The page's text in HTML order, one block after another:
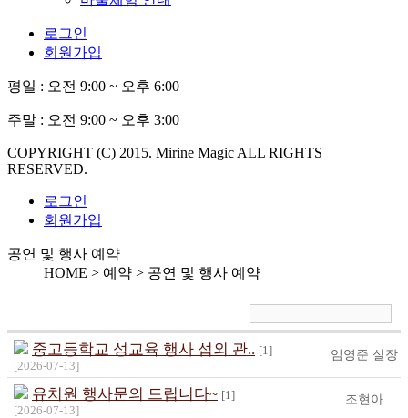
로그인
회원가입
평일 : 오전 9:00 ~ 오후 6:00
주말 : 오전 9:00 ~ 오후 3:00
COPYRIGHT (C) 2015. Mirine Magic ALL RIGHTS
RESERVED.
로그인
회원가입
공연 및 행사 예약
HOME > 예약 > 공연 및 행사 예약
중고등학교 성교육 행사 섭외 관.. [1]
[2026-07-13]
임영준 실장
유치원 행사문의 드립니다~ [1]
[2026-07-13]
조현아